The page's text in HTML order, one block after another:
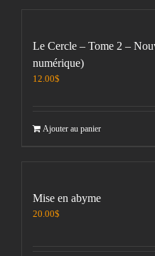
Le Cercle – Tome 2 –
numérique)
12.00$
Ajouter au panier
Mise en abyme
20.00$